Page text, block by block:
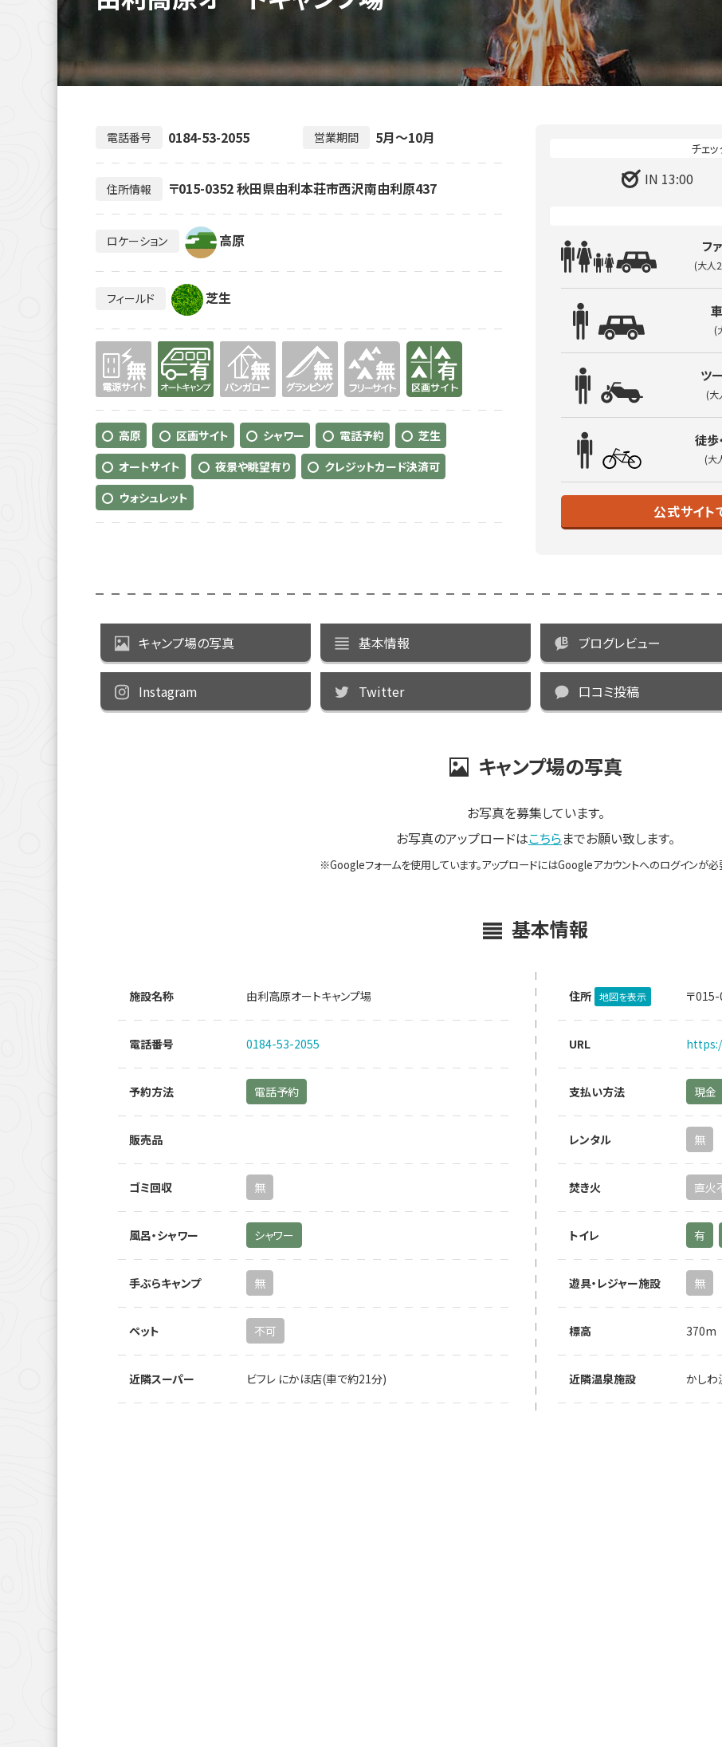
電話番号 0184-53-2055 営業期間 5月～10月
住所情報 〒015-0352 秋田県由利本荘市西沢南由利原437
ロケーション 高原
フィールド 芝生
無 有り 有り
高原 区画サイト シャワー 電話予約
芝生
オートサイト
夜景や眺望有り
クレジットカード決済可
ウォシュレット
IN 13:00
フ
(大人
(
ツ
(大
徒歩
(大
公式サイト
キャンプ場の写真 基本情報 ブログレビュー
Instagram Twitter 口コミ投稿
キャンプ場の写真
お写真を募集しています。
お写真のアップロードはこちらまでお願い致します。
※Googleフォームを使用しています。アップロードにはGoogleアカウントへのログインが必
基本情報
施設名称 由利高原オートキャンプ場 住所 地図を表示 〒
電話番号 0184-53-2055 URL
予約方法 電話予約 支払い方法 現金
販売品 レンタル 無
ゴミ回収 無 焚き火 直火
風呂・シャワー シャワー トイレ 有
手ぶらキャンプ 無 遊具・レジャー施設 無
ペット 不可 標高 370m
近隣スーパー ビフレ にかほ店(車で約21分) 近隣温泉施設 かし